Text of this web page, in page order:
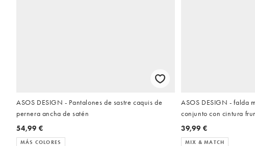
ASOS DESIGN - Pantalones de sastre caquis de
pernera ancha de satén
54,99 €
MÁS COLORES
ASOS DESIGN - falda
conjunto con cintura
39,99 €
MIX & MATCH